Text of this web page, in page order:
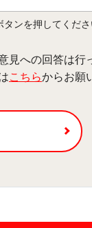
ンを押してくださ
見への回答は行
こちらからお願